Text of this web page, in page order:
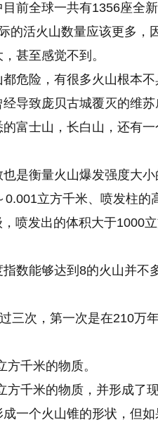
前全球一共有1356座全
的活火山数量应该更多，
甚至感觉不到。
危险，有很多火山根本
导致庞贝古城覆灭的维
富士山，长白山，还有
是衡量火山爆发强度大
立方千米、喷发柱的
喷发出的体积大于1000
数能够达到8的火山并不
三次，第一次是在210万
千米的物质。
千米的物质，并形成了
一个火山锥的形状，但